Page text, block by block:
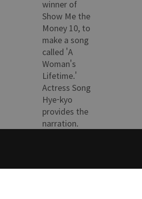
winner of
Show Me the
Money 10, to
make a song
called 'A
Woman's
Lifetime.'
Actress Song
Hye-kyo
provides the
narration.